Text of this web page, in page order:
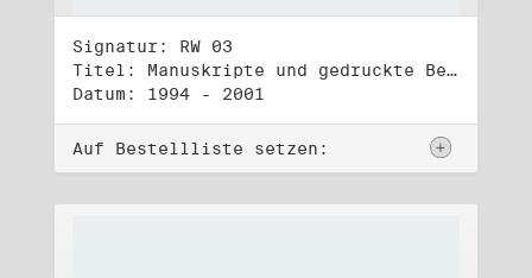
Signatur: RW 03
Titel: Manuskripte und gedruckte Belege (3)
Datum: 1994 - 2001
Auf Bestellliste setzen: